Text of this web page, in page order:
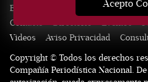
Acepto
Edición Impresa Noticias
Contacto
Directorio Eventos
Videos
Aviso Privacidad
Copyright © Todos los derechos
Compañía Periodística Nacional.